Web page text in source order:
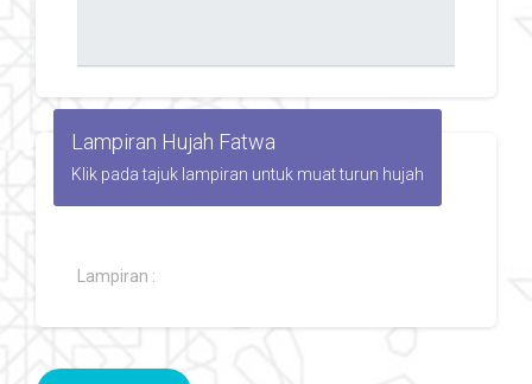
Lampiran Hujah Fatwa
Klik pada tajuk lampiran untuk muat turun hujah
Lampiran :